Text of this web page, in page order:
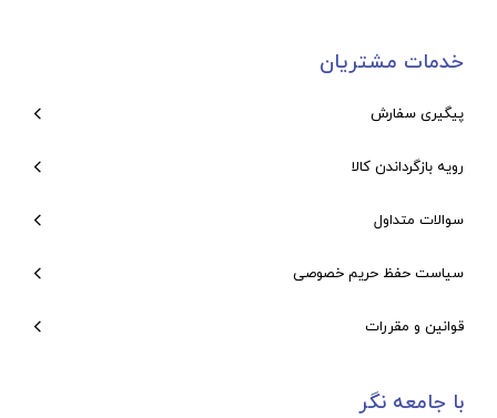
خدمات مشتریان
پیگیری سفارش
رویه بازگرداندن کالا
سوالات متداول
سیاست حفظ حریم خصوصی
قوانین و مقررات
با جامعه نگر